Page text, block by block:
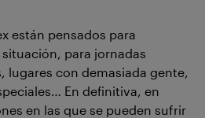
están pensados para
para jornadas
lugares con demasiada gente,
En definitiva, en
en las que se pueden sufrir